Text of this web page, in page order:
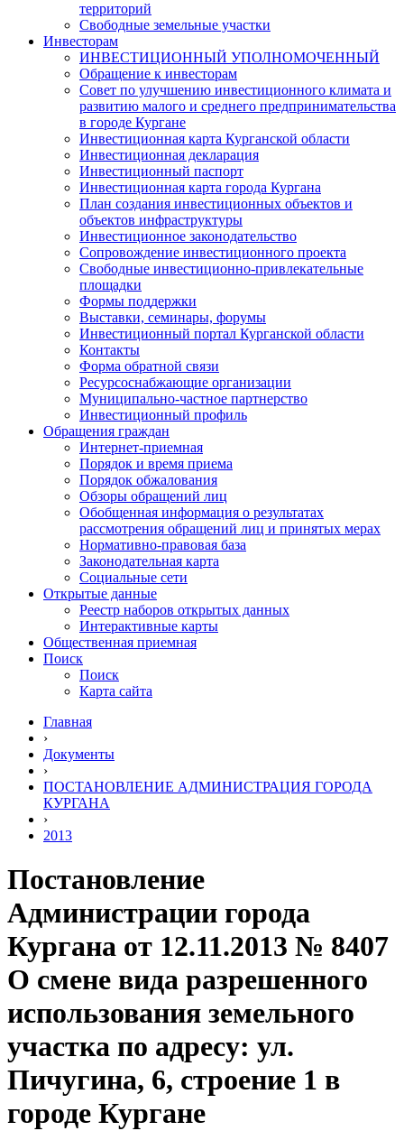
территорий
Свободные земельные участки
Инвесторам
ИНВЕСТИЦИОННЫЙ УПОЛНОМОЧЕННЫЙ
Обращение к инвесторам
Совет по улучшению инвестиционного климата и
развитию малого и среднего предпринимательства
в городе Кургане
Инвестиционная карта Курганской области
Инвестиционная декларация
Инвестиционный паспорт
Инвестиционная карта города Кургана
План создания инвестиционных объектов и
объектов инфраструктуры
Инвестиционное законодательство
Сопровождение инвестиционного проекта
Свободные инвестиционно-привлекательные
площадки
Формы поддержки
Выставки, семинары, форумы
Инвестиционный портал Курганской области
Контакты
Форма обратной связи
Ресурсоснабжающие организации
Муниципально-частное партнерство
Инвестиционный профиль
Обращения граждан
Интернет-приемная
Порядок и время приема
Порядок обжалования
Обзоры обращений лиц
Обобщенная информация о результатах
рассмотрения обращений лиц и принятых мерах
Нормативно-правовая база
Законодательная карта
Социальные сети
Открытые данные
Реестр наборов открытых данных
Интерактивные карты
Общественная приемная
Поиск
Поиск
Карта сайта
Главная
›
Документы
›
ПОСТАНОВЛЕНИЕ АДМИНИСТРАЦИЯ ГОРОДА
КУРГАНА
›
2013
Постановление
Администрации города
Кургана от 12.11.2013 № 8407
О смене вида разрешенного
использования земельного
участка по адресу: ул.
Пичугина, 6, строение 1 в
городе Кургане